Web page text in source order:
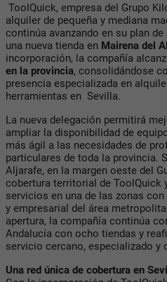
ToolQuick, empresa del Grupo
alquiler de pequeña y mediana
continúa avanzando en su plan
una nueva tienda en Mairena del
incorporación, la compañía
en la provincia, consolidándose
presencia especializada en
herramientas en Sevilla.
La nueva delegación permitirá
ampliar la disponibilidad de
más ágil a las necesidades de
particulares de toda la provincia.
Aljarafe, en la margen oeste del
cobertura territorial de ToolQuick
servicios en una de las zonas
y empresarial del área
apertura, la compañía continúa
Andalucía con ocho tiendas y
servicio cercano, especializado y
Una red única de cobertura en